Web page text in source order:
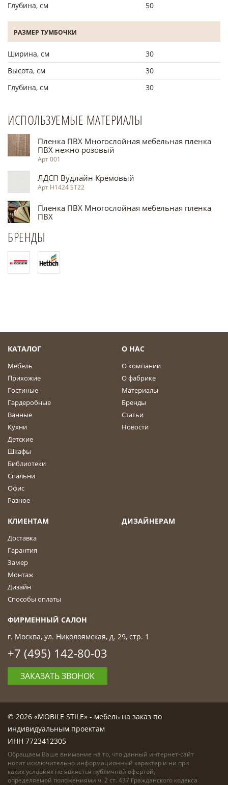
Глубина, см
50
РАЗМЕР ТУМБОЧКИ
Ширина, см
30
Высота, см
30
Глубина, см
30
ИСПОЛЬЗУЕМЫЕ МАТЕРИАЛЫ
Пленка ПВХ Многослойная мебельная пленка
ПВХ нежно розовый
Арт 001
ЛДСП Вудлайн Кремовый
Арт Н1424 ST22
Пленка ПВХ Многослойная мебельная пленка
ПВХ
БРЕНДЫ
КАТАЛОГ
Мебель
Прихожие
Гостиные
Гардеробные
Ванные
Кухни
Детские
Шкафы
Библиотеки
Спальни
Офис
Разное
О НАС
О компании
О фабрике
Материалы
Бренды
Статьи
Новости
КЛИЕНТАМ
Доставка
Гарантия
Замер
Монтаж
Дизайн
Способы оплаты
ДИЗАЙНЕРАМ
ФИРМЕННЫЙ САЛОН
г. Москва, ул. Николоямская, д. 29, стр. 1
+7 (495) 142-80-03
ЗАКАЗАТЬ ЗВОНОК
© 2026 «MOBILE STILE» - мебель на заказ по
индивидуальным проектам
ИНН 7723412305
Обращаем Ваше внимание на то, что данный интернет-сайт
носит исключительно информационный характер и ни при
каких условиях не является публичной офертой,
определяемой положениями ч. 2 ст. 437 Гражданского кодекса